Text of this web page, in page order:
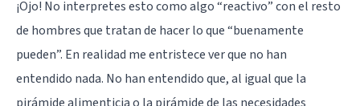
¡Ojo! No interpretes esto como algo “reactivo” con el resto
de hombres que tratan de hacer lo que “buenamente
pueden”. En realidad me entristece ver que no han
entendido nada. No han entendido que, al igual que la